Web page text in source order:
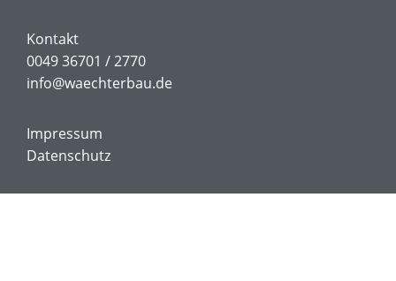
Kontakt
0049 36701 / 2770
info@waechterbau.de
Impressum
Datenschutz